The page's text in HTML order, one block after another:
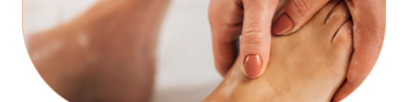
AULAS
TRATAMENTOS